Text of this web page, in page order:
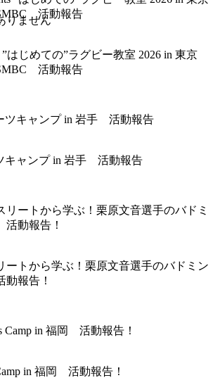
”はじめての”ラグビー教室 2026 in 東京
活動報告
キャンプ in 岩手 活動報告
ートから学ぶ！栗原文音選手のバドミン
報告！
in 福岡 活動報告！